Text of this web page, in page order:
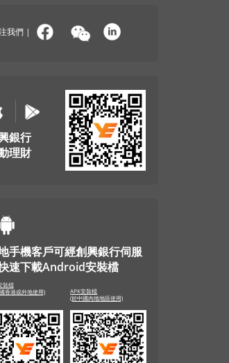
我們|
銀行
理財
手機客戶可經創興銀行伺服
速下載Android安裝檔
裝檔
香港或外地使用)
APK安裝檔
(於中國內地地區使用)